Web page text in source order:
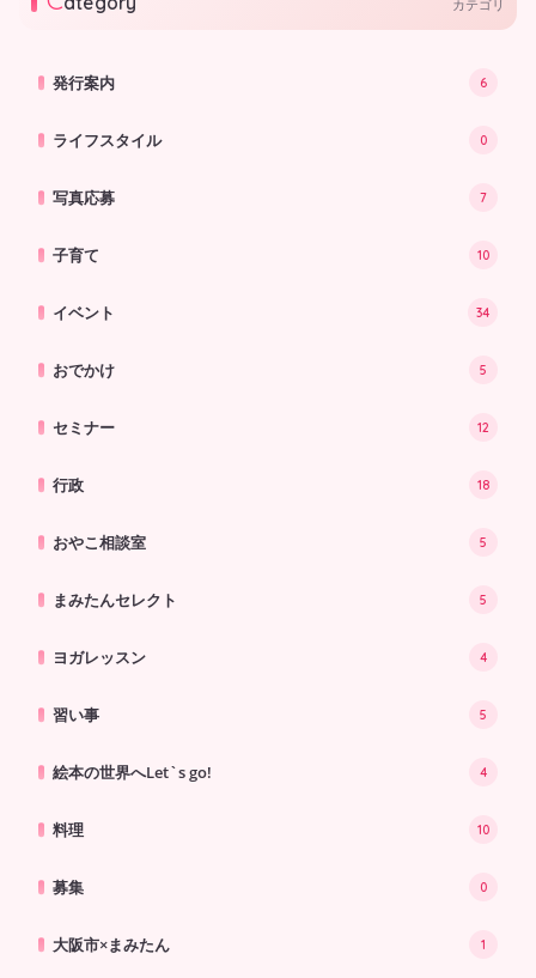
カテゴリ
発行案内 6
ライフスタイル 0
写真応募 7
子育て 10
イベント 34
おでかけ 5
セミナー 12
行政 18
おやこ相談室 5
まみたんセレクト 5
ヨガレッスン 4
習い事 5
絵本の世界へLet`s go! 4
料理 10
募集 0
大阪市×まみたん 1